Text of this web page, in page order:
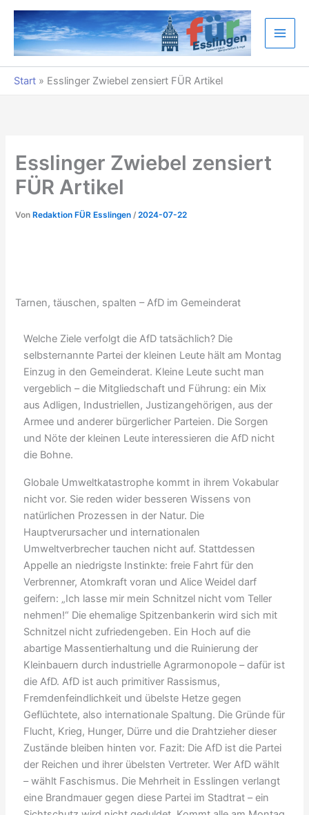
Zum
Inhalt
springen
Start » Esslinger Zwiebel zensiert FÜR Artikel
Esslinger Zwiebel zensiert
FÜR Artikel
Von Redaktion FÜR Esslingen/2024-07-22
Tarnen, täuschen, spalten – AfD im Gemeinderat
Welche Ziele verfolgt die AfD tatsächlich? Die
selbsternannte Partei der kleinen Leute hält am Montag
Einzug in den Gemeinderat. Kleine Leute sucht man
vergeblich – die Mitgliedschaft und Führung: ein Mix
aus Adligen, Industriellen, Justizangehörigen, aus der
Armee und anderer bürgerlicher Parteien. Die Sorgen
und Nöte der kleinen Leute interessieren die AfD nicht
die Bohne.
Globale Umweltkatastrophe kommt in ihrem Vokabular
nicht vor. Sie reden wider besseren Wissens von
natürlichen Prozessen in der Natur. Die
Hauptverursacher und internationalen
Umweltverbrecher tauchen nicht auf. Stattdessen
Appelle an niedrigste Instinkte: freie Fahrt für den
Verbrenner, Atomkraft voran und Alice Weidel darf
geifern: „Ich lasse mir mein Schnitzel nicht vom Teller
nehmen!“ Die ehemalige Spitzenbankerin wird sich mit
Schnitzel nicht zufriedengeben. Ein Hoch auf die
abartige Massentierhaltung und die Ruinierung der
Kleinbauern durch industrielle Agrarmonopole – dafür ist
die AfD. AfD ist auch primitiver Rassismus,
Fremdenfeindlichkeit und übelste Hetze gegen
Geflüchtete, also internationale Spaltung. Die Gründe für
Flucht, Krieg, Hunger, Dürre und die Drahtzieher dieser
Zustände bleiben hinten vor. Fazit: Die AfD ist die Partei
der Reichen und ihrer übelsten Vertreter. Wer AfD wählt
– wählt Faschismus. Die Mehrheit in Esslingen verlangt
eine Brandmauer gegen diese Partei im Stadtrat – ein